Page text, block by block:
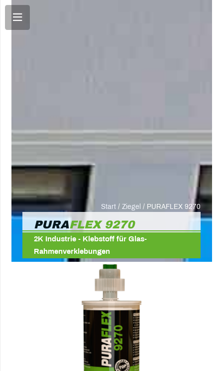
Start / Ziegel / PURAFLEX 9270
PURAFLEX 9270
2K Industrie - Klebstoff für Glas-
Rahmenverklebungen